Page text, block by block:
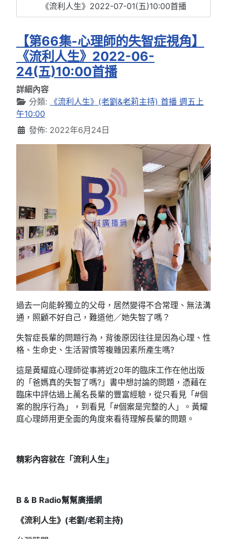
《流利人生》2022-07-01(五)10:00首播
【第66集-心理師的失智症視角】
《流利人生》2022-06-
24(五)10:00首播
詳細內容
分類:
《流利人生》(老劉&老莉主持) 首播 週五上
午10:00
發佈: 2022年6月24日
過去一向能幹獨立的父母，居然變得不合常理、無法溝
通，照顧不好自己，難道他／她失智了嗎？
失智症長輩的問題行為，背後原因往往是因為心理、性
格、生命史、生活習慣等複雜因素所產生嗎?
這是黃耀庭心理師從事將近20年的臨床工作在他出版
的「爸媽真的失智了嗎?」書中想討論的問題，憑藉在
臨床中評估過上萬名長輩的豐富經驗，從只看見「#個
案的脫序行為」，到看見「#個案是完整的人」。黃耀
庭心理師用更全面的角度來看待理解長輩的問題。
精彩內容就在「流利人生」
B & B Radio幫幫廣播網
《流利人生》(老劉/老莉主持)